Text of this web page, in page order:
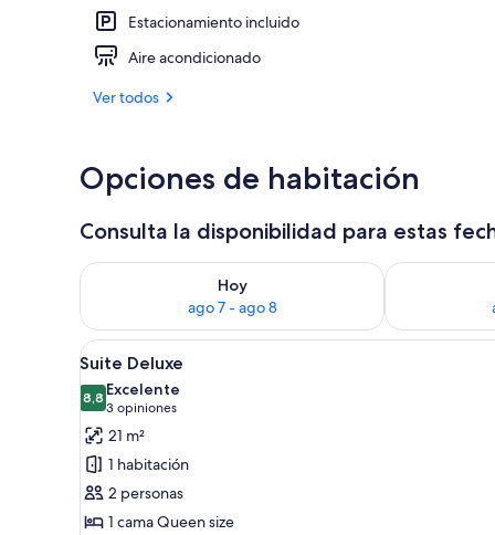
Estacionamiento incluido
Aire acondicionado
Ver todos
Opciones de habitación
Consulta la disponibilidad para estas
Hoy
ago 7 - ago 8
Consulta la disponibilidad para hoy ago 7 - ago 8
Consulta la
Ver
todas
las
fotos
de
Suite
Deluxe
Un dormitorio moderno con
12
Suite Deluxe
8,88,8 de 10
Excelente
3 opiniones
(3
opiniones)
21 m²
1 habitación
2 personas
1 cama Queen size